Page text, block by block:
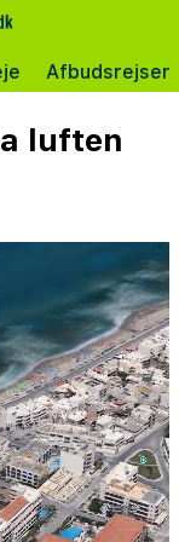
Afbudsrejser
luften